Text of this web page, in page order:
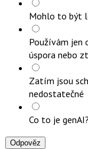
Mohlo to být
Používám jen
úspora nebo
Zatím jsou
nedostatečné
Co to je genAI?
Odpověz